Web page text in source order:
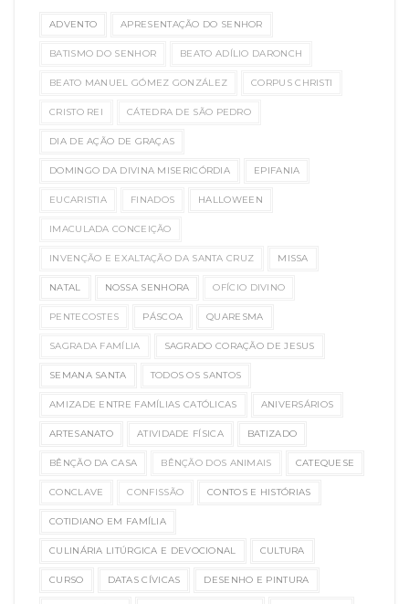
ADVENTO APRESENTAÇÃO DO SENHOR
BATISMO DO SENHOR BEATO ADÍLIO DARONCH
BEATO MANUEL GÓMEZ GONZÁLEZ CORPUS CHRISTI
CRISTO REI CÁTEDRA DE SÃO PEDRO
DIA DE AÇÃO DE GRAÇAS
DOMINGO DA DIVINA MISERICÓRDIA EPIFANIA
EUCARISTIA FINADOS HALLOWEEN
IMACULADA CONCEIÇÃO
INVENÇÃO E EXALTAÇÃO DA SANTA CRUZ MISSA
NATAL NOSSA SENHORA OFÍCIO DIVINO
PENTECOSTES PÁSCOA QUARESMA
SAGRADA FAMÍLIA SAGRADO CORAÇÃO DE JESUS
SEMANA SANTA TODOS OS SANTOS
AMIZADE ENTRE FAMÍLIAS CATÓLICAS ANIVERSÁRIOS
ARTESANATO ATIVIDADE FÍSICA BATIZADO
BÊNÇÃO DA CASA BÊNÇÃO DOS ANIMAIS CATEQUESE
CONCLAVE CONFISSÃO CONTOS E HISTÓRIAS
COTIDIANO EM FAMÍLIA
CULINÁRIA LITÚRGICA E DEVOCIONAL CULTURA
CURSO DATAS CÍVICAS DESENHO E PINTURA